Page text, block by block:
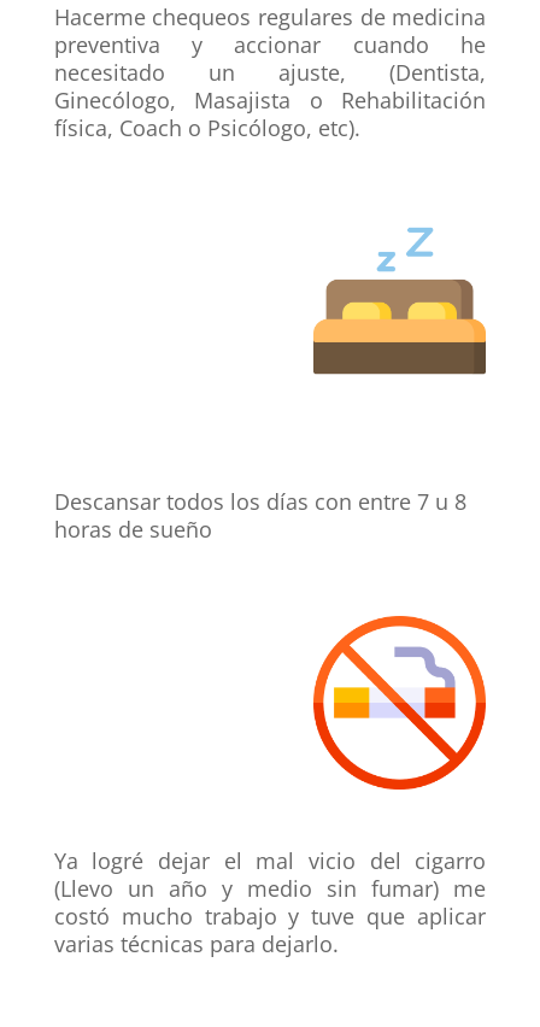
Hacerme chequeos regulares de medicina
preventiva y accionar cuando he
necesitado un ajuste, (Dentista,
Ginecólogo, Masajista o Rehabilitación
física, Coach o Psicólogo, etc).
Descansar todos los días con entre 7 u 8
horas de sueño
Ya logré dejar el mal vicio del cigarro
(Llevo un año y medio sin fumar) me
costó mucho trabajo y tuve que aplicar
varias técnicas para dejarlo.